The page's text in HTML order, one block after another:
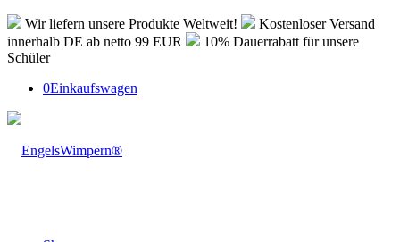
Wir liefern unsere Produkte Weltweit!
Kostenloser Versand
innerhalb DE ab netto 99 EUR
10% Dauerrabatt für unsere
Schüler
0Einkaufswagen